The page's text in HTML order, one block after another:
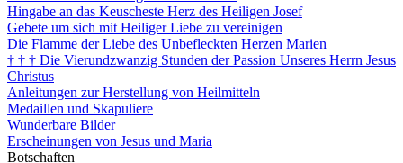
Hingabe an das Keuscheste Herz des Heiligen Josef
Gebete um sich mit Heiliger Liebe zu vereinigen
Die Flamme der Liebe des Unbefleckten Herzen Marien
† † † Die Vierundzwanzig Stunden der Passion Unseres Herrn Jesus
Christus
Anleitungen zur Herstellung von Heilmitteln
Medaillen und Skapuliere
Wunderbare Bilder
Erscheinungen von Jesus und Maria
Botschaften